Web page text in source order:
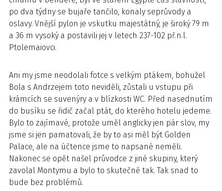
po dva týdny se bujaře tančilo, konaly seprůvody a
oslavy. Vnější pylon je vskutku majestátný, je široký 79 m
a 36 m vysoký a postavili jej v letech 237-102 př.n.l.
Ptolemaiovci.
Ani my jsme neodolali fotce s velkým ptákem, bohužel
Bola s Andrzejem toto neviděli, zůstali u vstupu při
krámcích se suvenýry a v blízkosti WC. Před nasednutím
do busíku se řidič začal ptát, do kterého hotelu jedeme.
Bylo to zajímavé, protože uměl anglicky jen pár slov, my
jsme si jen pamatovali, že by to asi měl být Golden
Palace, ale na účtence jsme to napsané neměli.
Nakonec se opět našel průvodce z jiné skupiny, který
zavolal Montymu a bylo to skutečně tak. Tak snad to
bude bez problémů.